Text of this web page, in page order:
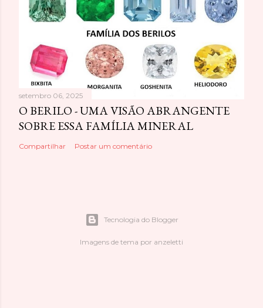
setembro 06, 2025
O BERILO - UMA VISÃO ABRANGENTE
SOBRE ESSA FAMÍLIA MINERAL
Compartilhar Postar um comentário
Tecnologia do Blogger
Imagens de tema por anzeletti